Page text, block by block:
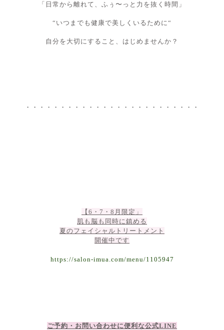
「日常から離れて、ふぅ〜っと力を抜く時間」
“いつまでも健康で美しくいるために“
自分を大切にすること、はじめませんか？
・・・・・・・・・・・・・・・・・・・・・・・・・
【6・7・8月限定」
肌も脳も同時に鎮める
夏のフェイシャルトリートメント
開催中です
https://salon-imua.com/menu/1105947
ご予約・お問い合わせに便利な公式LINE